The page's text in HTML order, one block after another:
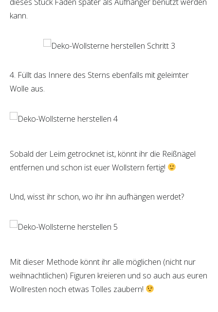
dieses Stück Faden später als Aufhänger benutzt werden
kann.
4. Füllt das Innere des Sterns ebenfalls mit geleimter
Wolle aus.
Sobald der Leim getrocknet ist, könnt ihr die Reißnägel
entfernen und schon ist euer Wollstern fertig!
Und, wisst ihr schon, wo ihr ihn aufhängen werdet?
Mit dieser Methode könnt ihr alle möglichen (nicht nur
weihnachtlichen) Figuren kreieren und so auch aus euren
Wollresten noch etwas Tolles zaubern!